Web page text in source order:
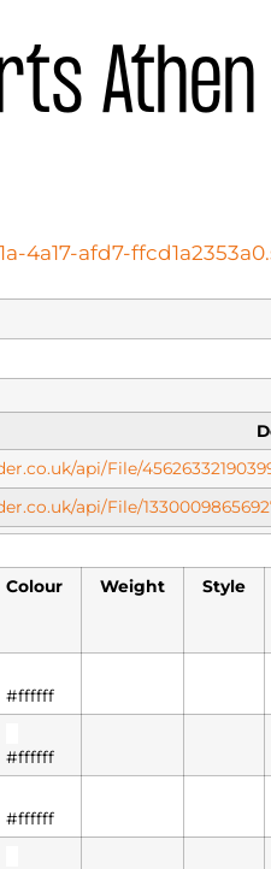
Athen
afd7-
api/File/
api/File/
Colour Weight Style
#ffffff
#ffffff
#ffffff